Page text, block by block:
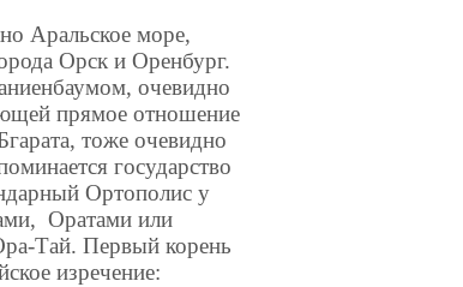
Аральское море,
Орск и Оренбург.
очевидно
прямое отношение
тоже очевидно
государство
Ортополис у
Оратами или
Тай. Первый корень
изречение: